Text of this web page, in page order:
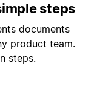
steps
documents
product team.
steps.